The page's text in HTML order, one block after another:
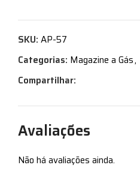
SKU: AP-57
Categorias: Magazine a Gás,
Compartilhar:
Avaliações
Não há avaliações ainda.